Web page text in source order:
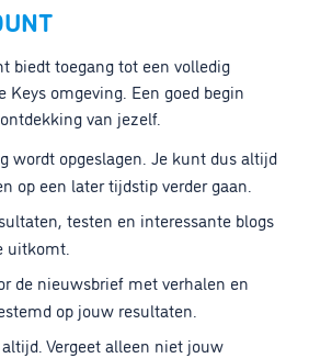
biedt toegang tot een volledig
Keys omgeving. Een goed begin
van jezelf.
wordt opgeslagen. Je kunt dus altijd
op een later tijdstip verder gaan.
testen en interessante blogs
uitkomt.
de nieuwsbrief met verhalen en
op jouw resultaten.
Vergeet alleen niet jouw